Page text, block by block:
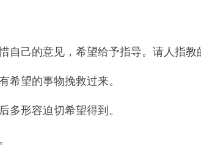
己的意见，希望给予指导。请人指教
望的事物挽救过来。
形容迫切希望得到。